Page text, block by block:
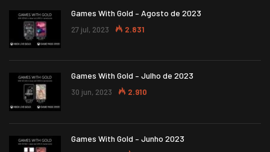
Games With Gold – Agosto de 2023
27 jul, 2023 2.831
Games With Gold – Julho de 2023
30 jun, 2023 2.910
Games With Gold – Junho 2023